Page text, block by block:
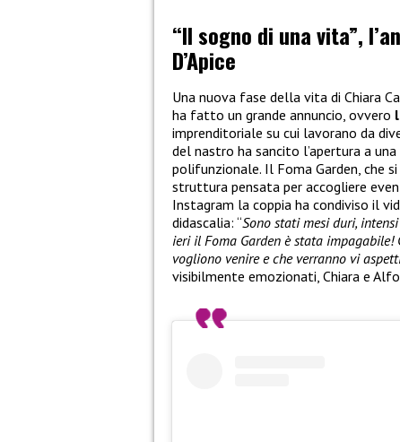
“Il sogno di una vita”,
D’Apice
Una nuova fase della vita di Chiara
ha fatto un grande annuncio, ovvero
imprenditoriale su cui lavorano da
del nastro ha sancito l’apertura a
polifunzionale. Il Foma Garden, che
struttura pensata per accogliere
Instagram la coppia ha condiviso il
didascalia: “Sono stati mesi duri,
ieri il Foma Garden è stata impagabile!
vogliono venire e che verranno vi
visibilmente emozionati, Chiara e